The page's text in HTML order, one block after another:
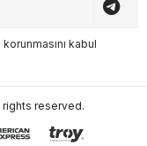
korunmasını kabul
rights reserved.